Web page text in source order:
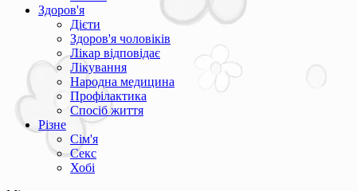
Здоров'я
Дієти
Здоров'я чоловіків
Лікар відповідає
Лікування
Народна медицина
Профілактика
Спосіб життя
Різне
Сім'я
Секс
Хобі